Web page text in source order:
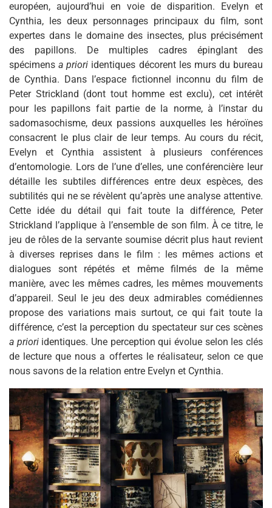
européen, aujourd’hui en voie de disparition. Evelyn et
Cynthia, les deux personnages principaux du film, sont
expertes dans le domaine des insectes, plus précisément
des papillons. De multiples cadres épinglant des
spécimensa priori identiques décorent les murs du bureau
de Cynthia. Dans l’espace fictionnel inconnu du film de
Peter Strickland (dont tout homme est exclu), cet intérêt
pour les papillons fait partie de la norme, à l’instar du
sadomasochisme, deux passions auxquelles les héroïnes
consacrent le plus clair de leur temps. Au cours du récit,
Evelyn et Cynthia assistent à plusieurs conférences
d’entomologie. Lors de l’une d’elles, une conférencière leur
détaille les subtiles différences entre deux espèces, des
subtilités qui ne se révèlent qu’après une analyse attentive.
Cette idée du détail qui fait toute la différence, Peter
Strickland l’applique à l’ensemble de son film. À ce titre, le
jeu de rôles de la servante soumise décrit plus haut revient
à diverses reprises dans le film : les mêmes actions et
dialogues sont répétés et même filmés de la même
manière, avec les mêmes cadres, les mêmes mouvements
d’appareil. Seul le jeu des deux admirables comédiennes
propose des variations mais surtout, ce qui fait toute la
différence, c’est la perception du spectateur sur ces scènes
a prioriidentiques. Une perception qui évolue selon les clés
de lecture que nous a offertes le réalisateur, selon ce que
nous savons de la relation entre Evelyn et Cynthia.